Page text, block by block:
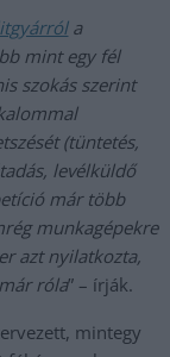
a
mint egy fél
szokás szerint
(tüntetés,
levélküldő
már több
munkagépekre
azt nyilatkozta,
róla” – írják.
mintegy